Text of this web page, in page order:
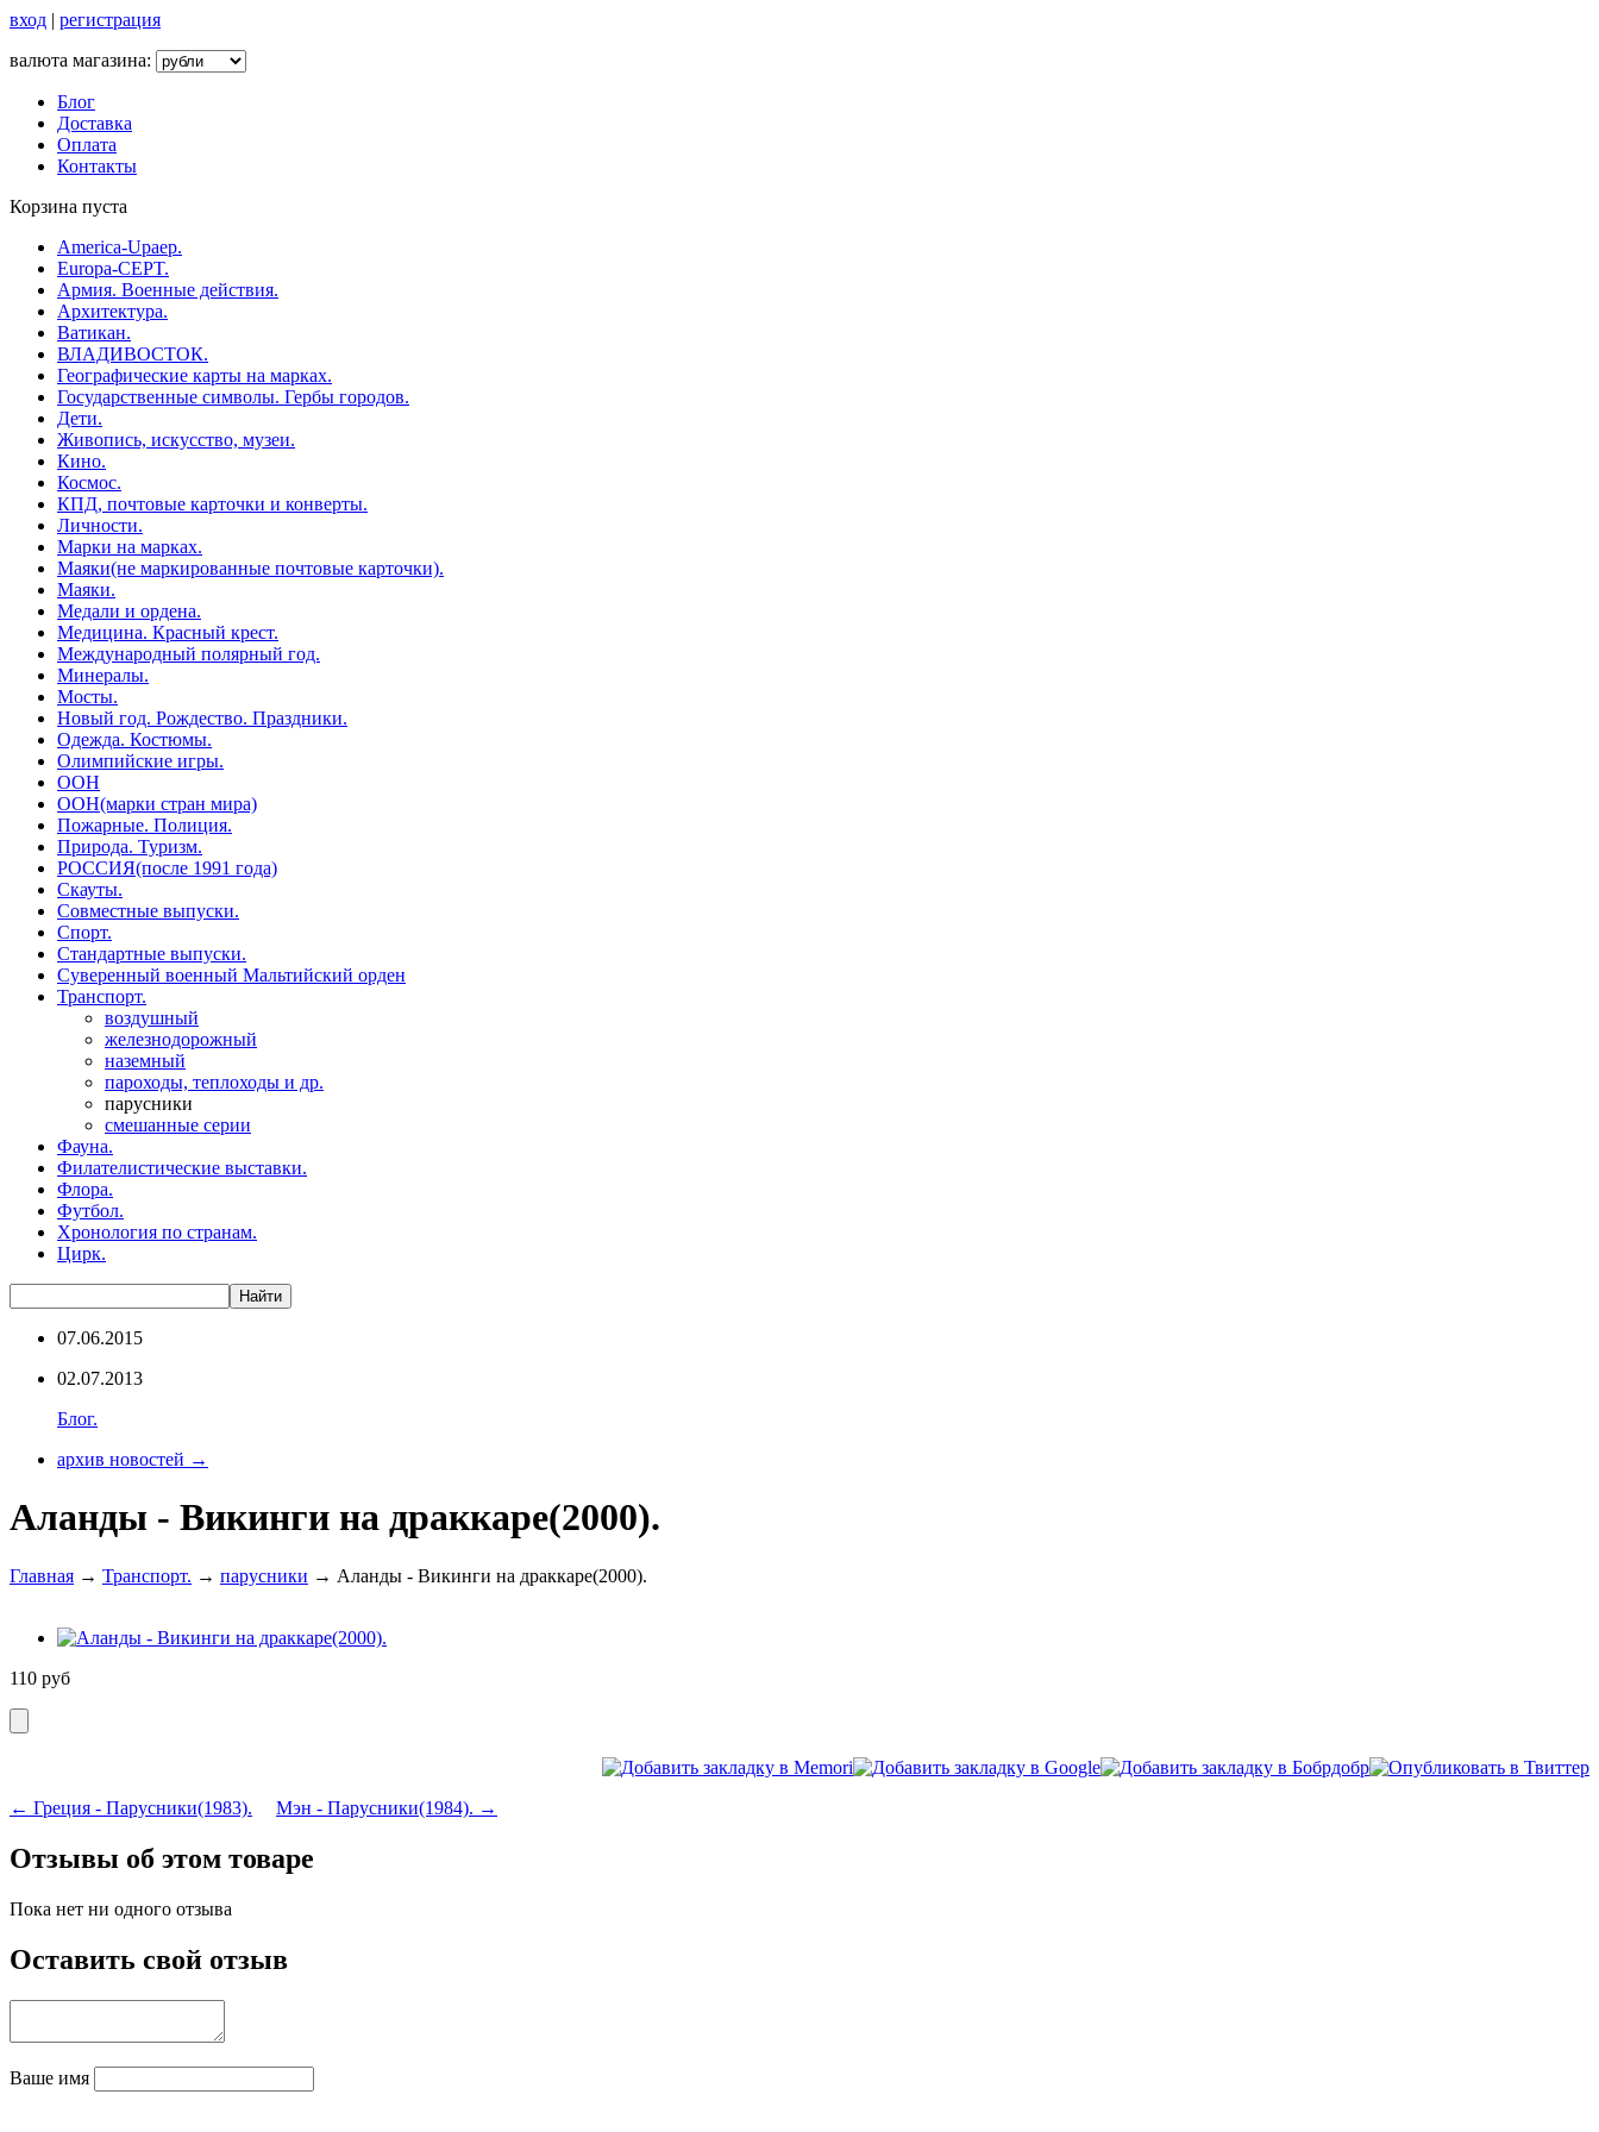
вход | регистрация
валюта магазина:
Блог
Доставка
Оплата
Контакты
Корзина пуста
America-Upaep.
Europa-CEPT.
Армия. Военные действия.
Архитектура.
Ватикан.
ВЛАДИВОСТОК.
Географические карты на марках.
Государственные символы. Гербы городов.
Дети.
Живопись, искусство, музеи.
Кино.
Космос.
КПД, почтовые карточки и конверты.
Личности.
Марки на марках.
Маяки(не маркированные почтовые карточки).
Маяки.
Медали и ордена.
Медицина. Красный крест.
Международный полярный год.
Минералы.
Мосты.
Новый год. Рождество. Праздники.
Одежда. Костюмы.
Олимпийские игры.
ООН
ООН(марки стран мира)
Пожарные. Полиция.
Природа. Туризм.
РОССИЯ(после 1991 года)
Скауты.
Совместные выпуски.
Спорт.
Стандартные выпуски.
Суверенный военный Мальтийский орден
Транспорт.
воздушный
железнодорожный
наземный
пароходы, теплоходы и др.
парусники
смешанные серии
Фауна.
Филателистические выставки.
Флора.
Футбол.
Хронология по странам.
Цирк.
07.06.2015
02.07.2013
Блог.
архив новостей →
Аланды - Викинги на драккаре(2000).
Главная → Транспорт. → парусники → Аланды - Викинги на драккаре(2000).
110 руб
← Греция - Парусники(1983). Мэн - Парусники(1984). →
Отзывы об этом товаре
Пока нет ни одного отзыва
Оставить свой отзыв
Ваше имя